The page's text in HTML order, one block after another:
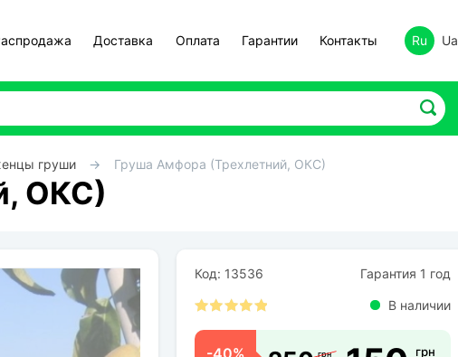
Доставка Оплата Гарантии Контакты Ru Ua
груши Груша Амфора (Трехлетний, ОКС)
ОКС)
Код: 13536 Гарантия 1 год
В наличии
-40% грн грн